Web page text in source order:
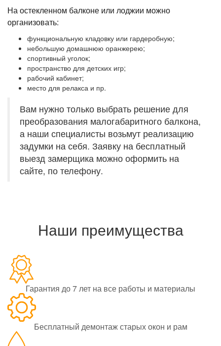
На остекленном балконе или лоджии можно
организовать:
функциональную кладовку или гардеробную;
небольшую домашнюю оранжерею;
спортивный уголок;
пространство для детских игр;
рабочий кабинет;
место для релакса и пр.
Вам нужно только выбрать решение для
преобразования малогабаритного балкона,
а наши специалисты возьмут реализацию
задумки на себя. Заявку на бесплатный
выезд замерщика можно оформить на
сайте, по телефону.
Наши преимущества
Гарантия до 7 лет на все работы и материалы
Бесплатный демонтаж старых окон и рам